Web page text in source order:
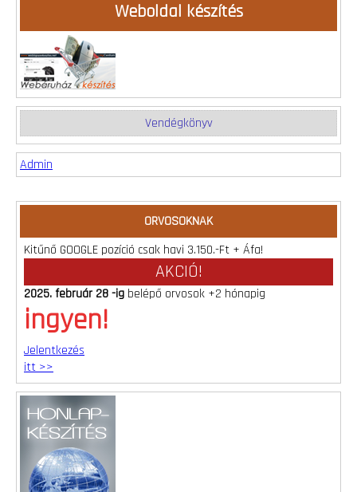
Weboldal készítés
Vendégkönyv
Admin
ORVOSOKNAK
Kitűnő GOOGLE pozíció csak havi 3.150.-Ft + Áfa!
AKCIÓ!
2025. február 28 -ig belépő orvosok +2 hónapig
ingyen!
Jelentkezés
itt >>